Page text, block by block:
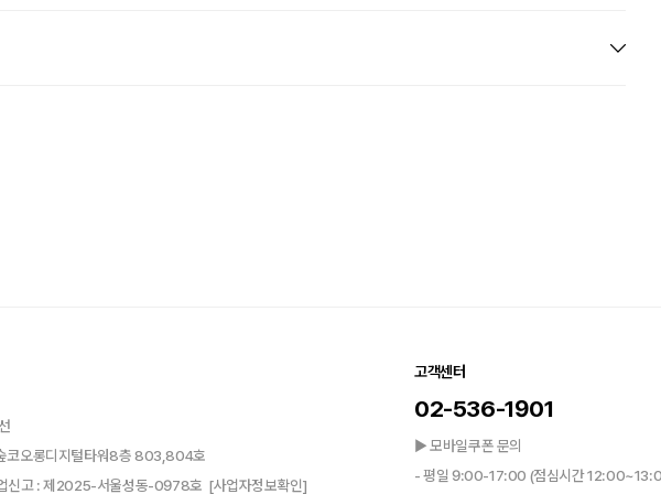
코오롱디지털타워8층 803,804호
신고 : 제2025-서울성동-0978호 [사업자정보확인]
고객센터
02-536-1901
▶ 모바일쿠폰 문의
- 평일 9:00-17:00 (점심시간